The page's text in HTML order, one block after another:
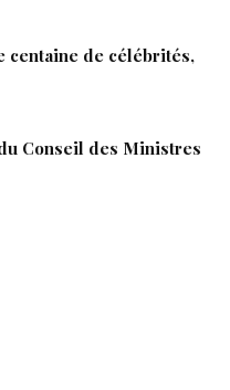
centaine de célébrités,
Conseil des Ministres